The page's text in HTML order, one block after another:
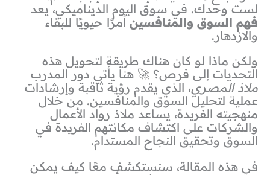
لست وحدك. في سوق اليوم الديناميكي، يعد
فهم السوق والمنافسين أمرًا حيويًا للبقاء
والازدهار.
ولكن ماذا لو كان هناك طريقة لتحويل هذه
التحديات إلى فرص؟ 🚀 هنا يأتي دور المدرب
ملاذ المصري، الذي يقدم رؤية ثاقبة وإرشادات
عملية لتحليل السوق والمنافسين. من خلال
منهجيته الفريدة، يساعد ملاذ رواد الأعمال
والشركات على اكتشاف مكانتهم الفريدة في
السوق وتحقيق النجاح المستدام.
في هذه المقالة، سنستكشف معًا كيف يمكن